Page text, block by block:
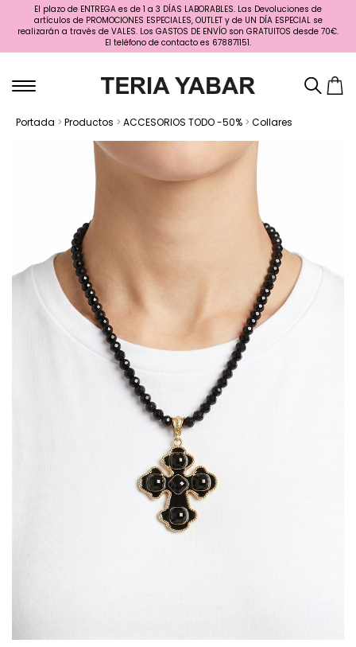
El plazo de ENTREGA es de 1 a 3 DÍAS LABORABLES. Las Devoluciones de
artículos de PROMOCIONES ESPECIALES, OUTLET y de UN DÍA ESPECIAL se
realizarán a través de VALES. Los GASTOS DE ENVÍO son GRATUITOS desde 70€.
El teléfono de contacto es 678871151.
Portada > Productos > ACCESORIOS TODO -50% > Collares